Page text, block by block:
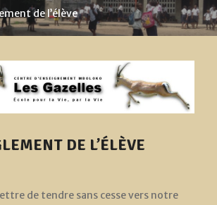
de l’élève
DE L’ÉLÈVE
de tendre sans cesse vers notre